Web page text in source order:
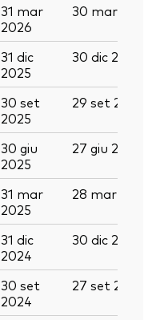
31 mar
2026
30 mar 2026
31 dic
2025
30 dic 2025
30 set
2025
29 set 2025
30 giu
2025
27 giu 2025
31 mar
2025
28 mar 2025
31 dic
2024
30 dic 2024
30 set
2024
27 set 2024